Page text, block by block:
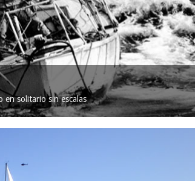
en solitario sin escalas